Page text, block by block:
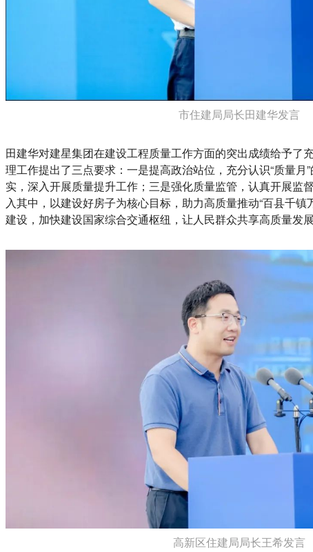
市住建局局长田建华发言
田建华对建星集团在建设工程质量工作方面的突出成绩给予了
理工作提出了三点要求：一是提高政治站位，充分认识“质量月
实，深入开展质量提升工作；三是强化质量监管，认真开展监
入其中，以建设好房子为核心目标，助力高质量推动“百县千
建设，加快建设国家综合交通枢纽，让人民群众共享高质量发展
高新区住建局局长王希发言